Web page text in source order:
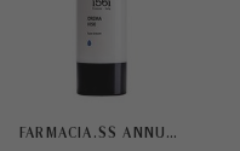
FARMACIA.SS ANNUNZIATA 1561